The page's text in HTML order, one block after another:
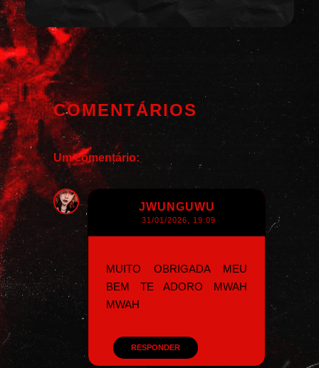
COMENTÁRIOS
Um comentário:
JWUNGUWU
31/01/2026, 19:09
MUITO OBRIGADA MEU
BEM TE ADORO MWAH
MWAH
RESPONDER